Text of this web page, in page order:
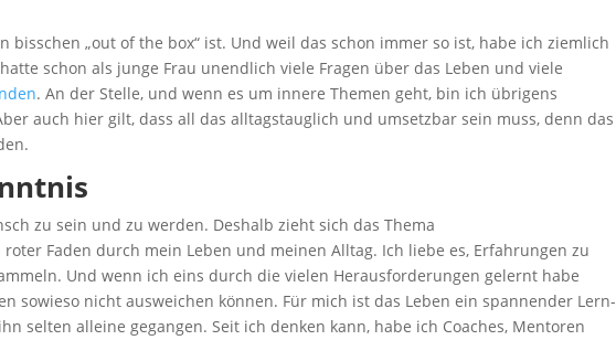
bisschen „out of the box“ ist. Und weil das schon immer so ist, habe ich ziemlich
schon als junge Frau unendlich viele Fragen über das Leben und viele
. An der Stelle, und wenn es um innere Themen geht, bin ich übrigens
auch hier gilt, dass all das alltagstauglich und umsetzbar sein muss, denn das
zu sein und zu werden. Deshalb zieht sich das Thema
Faden durch mein Leben und meinen Alltag. Ich liebe es, Erfahrungen zu
Und wenn ich eins durch die vielen Herausforderungen gelernt habe
sowieso nicht ausweichen können. Für mich ist das Leben ein spannender Lern-
selten alleine gegangen. Seit ich denken kann, habe ich Coaches, Mentoren